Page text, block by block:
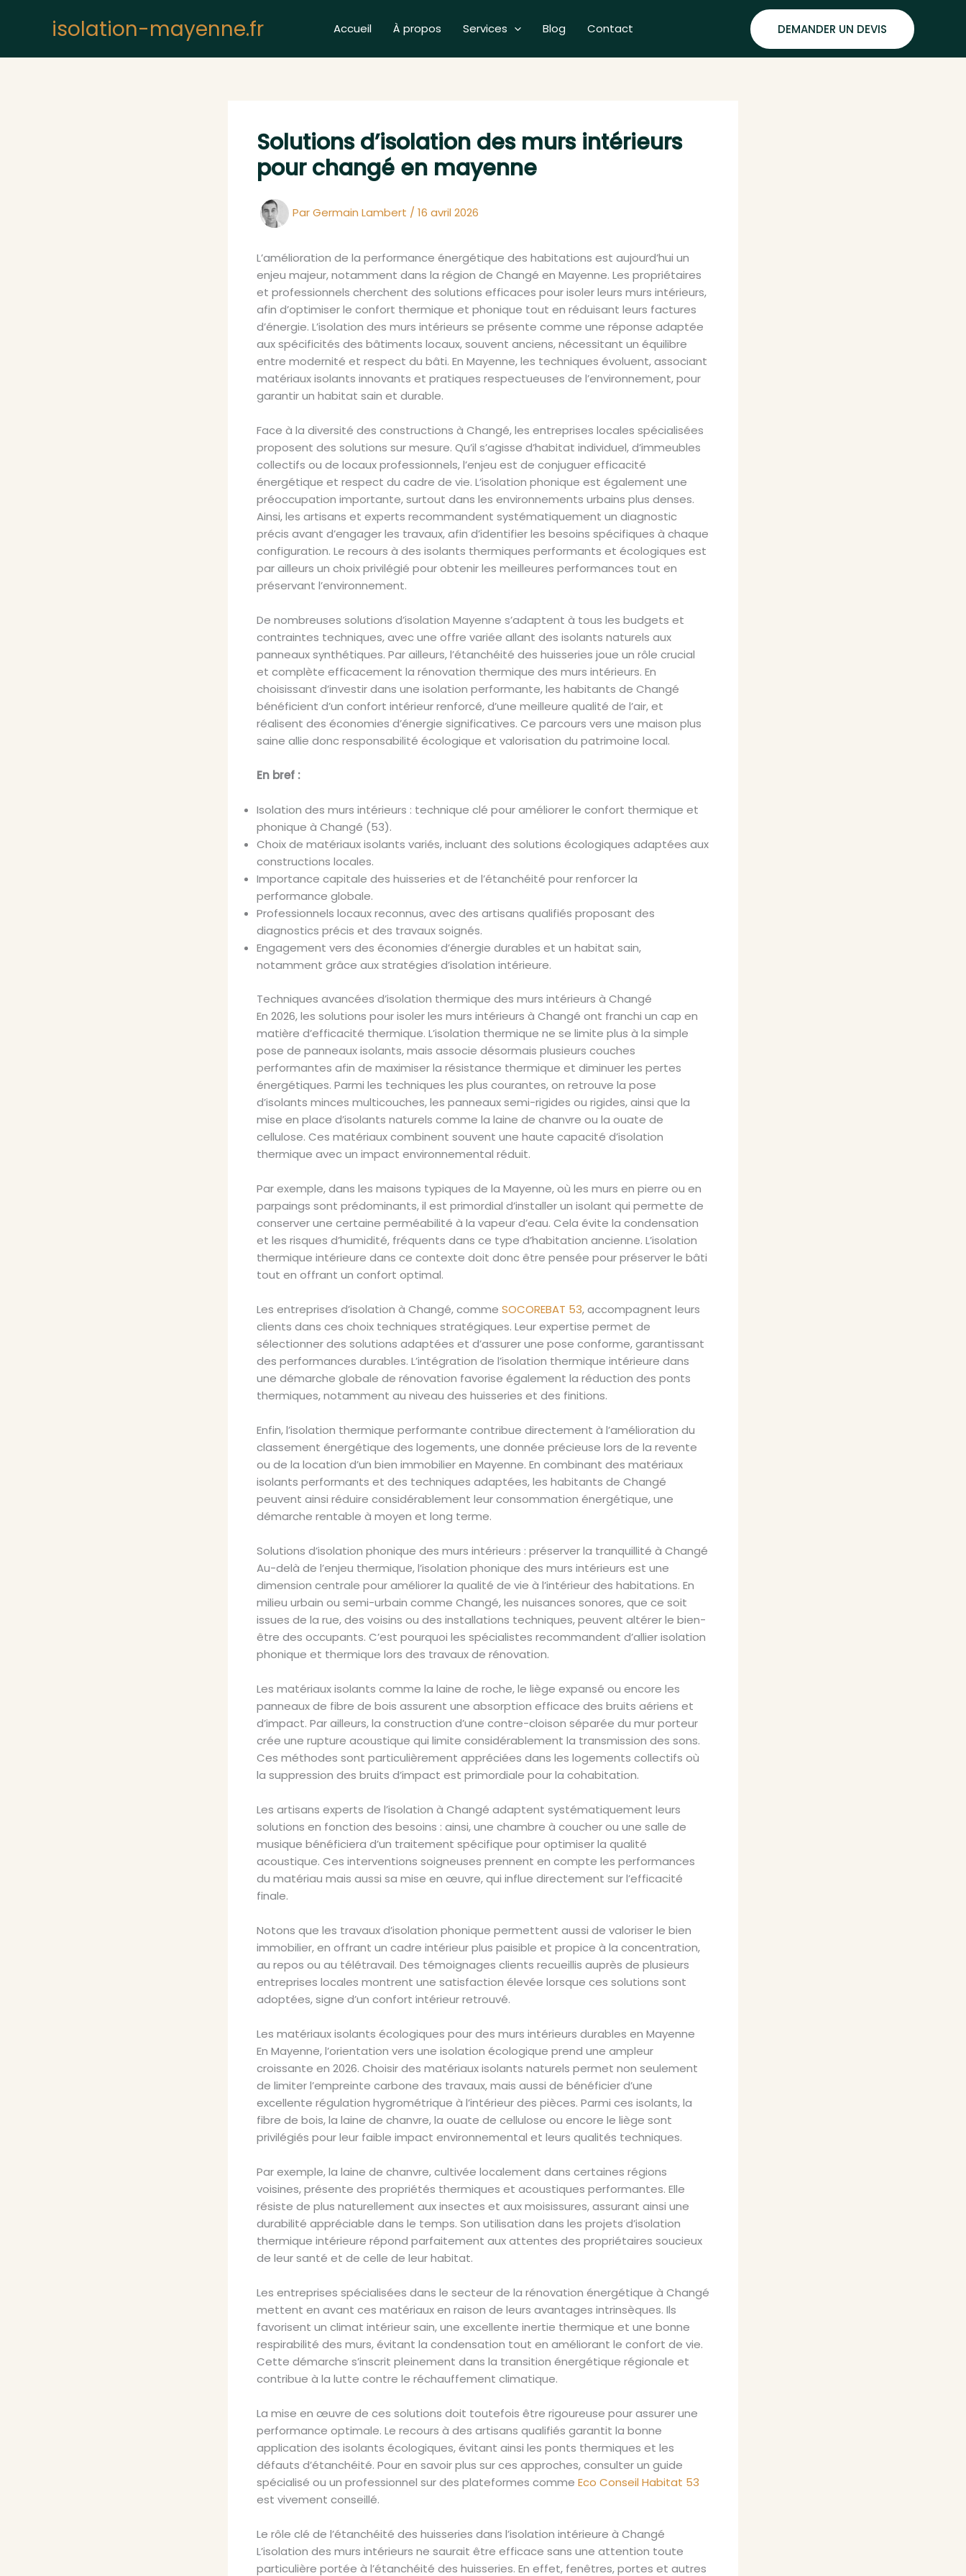
isolation-mayenne.fr Accueil À propos Services Blog Contact DEMANDER UN DEVIS
Solutions d’isolation des murs intérieurs
pour changé en mayenne
ParGermain Lambert / 16 avril 2026
L’amélioration de la performance énergétique des habitations est aujourd’hui un
enjeu majeur, notamment dans la région de Changé en Mayenne. Les propriétaires
et professionnels cherchent des solutions efficaces pour isoler leurs murs intérieurs,
afin d’optimiser le confort thermique et phonique tout en réduisant leurs factures
d’énergie. L’isolation des murs intérieurs se présente comme une réponse adaptée
aux spécificités des bâtiments locaux, souvent anciens, nécessitant un équilibre
entre modernité et respect du bâti. En Mayenne, les techniques évoluent, associant
matériaux isolants innovants et pratiques respectueuses de l’environnement, pour
garantir un habitat sain et durable.
Face à la diversité des constructions à Changé, les entreprises locales spécialisées
proposent des solutions sur mesure. Qu’il s’agisse d’habitat individuel, d’immeubles
collectifs ou de locaux professionnels, l’enjeu est de conjuguer efficacité
énergétique et respect du cadre de vie. L’isolation phonique est également une
préoccupation importante, surtout dans les environnements urbains plus denses.
Ainsi, les artisans et experts recommandent systématiquement un diagnostic
précis avant d’engager les travaux, afin d’identifier les besoins spécifiques à chaque
configuration. Le recours à des isolants thermiques performants et écologiques est
par ailleurs un choix privilégié pour obtenir les meilleures performances tout en
préservant l’environnement.
De nombreuses solutions d’isolation Mayenne s’adaptent à tous les budgets et
contraintes techniques, avec une offre variée allant des isolants naturels aux
panneaux synthétiques. Par ailleurs, l’étanchéité des huisseries joue un rôle crucial
et complète efficacement la rénovation thermique des murs intérieurs. En
choisissant d’investir dans une isolation performante, les habitants de Changé
bénéficient d’un confort intérieur renforcé, d’une meilleure qualité de l’air, et
réalisent des économies d’énergie significatives. Ce parcours vers une maison plus
saine allie donc responsabilité écologique et valorisation du patrimoine local.
En bref :
Isolation des murs intérieurs : technique clé pour améliorer le confort thermique et
phonique à Changé (53).
Choix de matériaux isolants variés, incluant des solutions écologiques adaptées aux
constructions locales.
Importance capitale des huisseries et de l’étanchéité pour renforcer la
performance globale.
Professionnels locaux reconnus, avec des artisans qualifiés proposant des
diagnostics précis et des travaux soignés.
Engagement vers des économies d’énergie durables et un habitat sain,
notamment grâce aux stratégies d’isolation intérieure.
Techniques avancées d’isolation thermique des murs intérieurs à Changé
En 2026, les solutions pour isoler les murs intérieurs à Changé ont franchi un cap en
matière d’efficacité thermique. L’isolation thermique ne se limite plus à la simple
pose de panneaux isolants, mais associe désormais plusieurs couches
performantes afin de maximiser la résistance thermique et diminuer les pertes
énergétiques. Parmi les techniques les plus courantes, on retrouve la pose
d’isolants minces multicouches, les panneaux semi-rigides ou rigides, ainsi que la
mise en place d’isolants naturels comme la laine de chanvre ou la ouate de
cellulose. Ces matériaux combinent souvent une haute capacité d’isolation
thermique avec un impact environnemental réduit.
Par exemple, dans les maisons typiques de la Mayenne, où les murs en pierre ou en
parpaings sont prédominants, il est primordial d’installer un isolant qui permette de
conserver une certaine perméabilité à la vapeur d’eau. Cela évite la condensation
et les risques d’humidité, fréquents dans ce type d’habitation ancienne. L’isolation
thermique intérieure dans ce contexte doit donc être pensée pour préserver le bâti
tout en offrant un confort optimal.
Les entreprises d’isolation à Changé, comme SOCOREBAT 53, accompagnent leurs
clients dans ces choix techniques stratégiques. Leur expertise permet de
sélectionner des solutions adaptées et d’assurer une pose conforme, garantissant
des performances durables. L’intégration de l’isolation thermique intérieure dans
une démarche globale de rénovation favorise également la réduction des ponts
thermiques, notamment au niveau des huisseries et des finitions.
Enfin, l’isolation thermique performante contribue directement à l’amélioration du
classement énergétique des logements, une donnée précieuse lors de la revente
ou de la location d’un bien immobilier en Mayenne. En combinant des matériaux
isolants performants et des techniques adaptées, les habitants de Changé
peuvent ainsi réduire considérablement leur consommation énergétique, une
démarche rentable à moyen et long terme.
Solutions d’isolation phonique des murs intérieurs : préserver la tranquillité à Changé
Au-delà de l’enjeu thermique, l’isolation phonique des murs intérieurs est une
dimension centrale pour améliorer la qualité de vie à l’intérieur des habitations. En
milieu urbain ou semi-urbain comme Changé, les nuisances sonores, que ce soit
issues de la rue, des voisins ou des installations techniques, peuvent altérer le bien-
être des occupants. C’est pourquoi les spécialistes recommandent d’allier isolation
phonique et thermique lors des travaux de rénovation.
Les matériaux isolants comme la laine de roche, le liège expansé ou encore les
panneaux de fibre de bois assurent une absorption efficace des bruits aériens et
d’impact. Par ailleurs, la construction d’une contre-cloison séparée du mur porteur
crée une rupture acoustique qui limite considérablement la transmission des sons.
Ces méthodes sont particulièrement appréciées dans les logements collectifs où
la suppression des bruits d’impact est primordiale pour la cohabitation.
Les artisans experts de l’isolation à Changé adaptent systématiquement leurs
solutions en fonction des besoins : ainsi, une chambre à coucher ou une salle de
musique bénéficiera d’un traitement spécifique pour optimiser la qualité
acoustique. Ces interventions soigneuses prennent en compte les performances
du matériau mais aussi sa mise en œuvre, qui influe directement sur l’efficacité
finale.
Notons que les travaux d’isolation phonique permettent aussi de valoriser le bien
immobilier, en offrant un cadre intérieur plus paisible et propice à la concentration,
au repos ou au télétravail. Des témoignages clients recueillis auprès de plusieurs
entreprises locales montrent une satisfaction élevée lorsque ces solutions sont
adoptées, signe d’un confort intérieur retrouvé.
Les matériaux isolants écologiques pour des murs intérieurs durables en Mayenne
En Mayenne, l’orientation vers une isolation écologique prend une ampleur
croissante en 2026. Choisir des matériaux isolants naturels permet non seulement
de limiter l’empreinte carbone des travaux, mais aussi de bénéficier d’une
excellente régulation hygrométrique à l’intérieur des pièces. Parmi ces isolants, la
fibre de bois, la laine de chanvre, la ouate de cellulose ou encore le liège sont
privilégiés pour leur faible impact environnemental et leurs qualités techniques.
Par exemple, la laine de chanvre, cultivée localement dans certaines régions
voisines, présente des propriétés thermiques et acoustiques performantes. Elle
résiste de plus naturellement aux insectes et aux moisissures, assurant ainsi une
durabilité appréciable dans le temps. Son utilisation dans les projets d’isolation
thermique intérieure répond parfaitement aux attentes des propriétaires soucieux
de leur santé et de celle de leur habitat.
Les entreprises spécialisées dans le secteur de la rénovation énergétique à Changé
mettent en avant ces matériaux en raison de leurs avantages intrinsèques. Ils
favorisent un climat intérieur sain, une excellente inertie thermique et une bonne
respirabilité des murs, évitant la condensation tout en améliorant le confort de vie.
Cette démarche s’inscrit pleinement dans la transition énergétique régionale et
contribue à la lutte contre le réchauffement climatique.
La mise en œuvre de ces solutions doit toutefois être rigoureuse pour assurer une
performance optimale. Le recours à des artisans qualifiés garantit la bonne
application des isolants écologiques, évitant ainsi les ponts thermiques et les
défauts d’étanchéité. Pour en savoir plus sur ces approches, consulter un guide
spécialisé ou un professionnel sur des plateformes comme Eco Conseil Habitat 53
est vivement conseillé.
Le rôle clé de l’étanchéité des huisseries dans l’isolation intérieure à Changé
L’isolation des murs intérieurs ne saurait être efficace sans une attention toute
particulière portée à l’étanchéité des huisseries. En effet, fenêtres, portes et autres